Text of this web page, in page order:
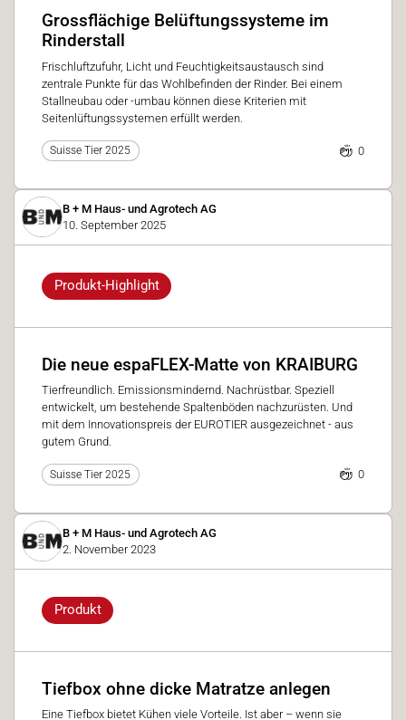
Grossflächige Belüftungssysteme im
Rinderstall
Frischluftzufuhr, Licht und Feuchtigkeitsaustausch sind
zentrale Punkte für das Wohlbefinden der Rinder. Bei einem
Stallneubau oder -umbau können diese Kriterien mit
Seitenlüftungssystemen erfüllt werden.
Suisse Tier 2025 0
B + M Haus- und Agrotech AG
10. September 2025
Produkt-Highlight
Die neue espaFLEX-Matte von KRAIBURG
Tierfreundlich. Emissionsmindernd. Nachrüstbar. Speziell
entwickelt, um bestehende Spaltenböden nachzurüsten. Und
mit dem Innovationspreis der EUROTIER ausgezeichnet - aus
gutem Grund.
Suisse Tier 2025 0
B + M Haus- und Agrotech AG
2. November 2023
Produkt
Tiefbox ohne dicke Matratze anlegen
Eine Tiefbox bietet Kühen viele Vorteile. Ist aber – wenn sie